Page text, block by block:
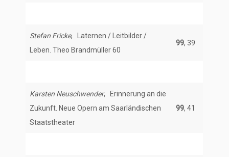
Stefan Fricke, Laternen / Leitbilder /
Leben. Theo Brandmüller 60
99, 39
Karsten Neuschwender, Erinnerung an die
Zukunft. Neue Opern am Saarländischen
Staatstheater
99, 41